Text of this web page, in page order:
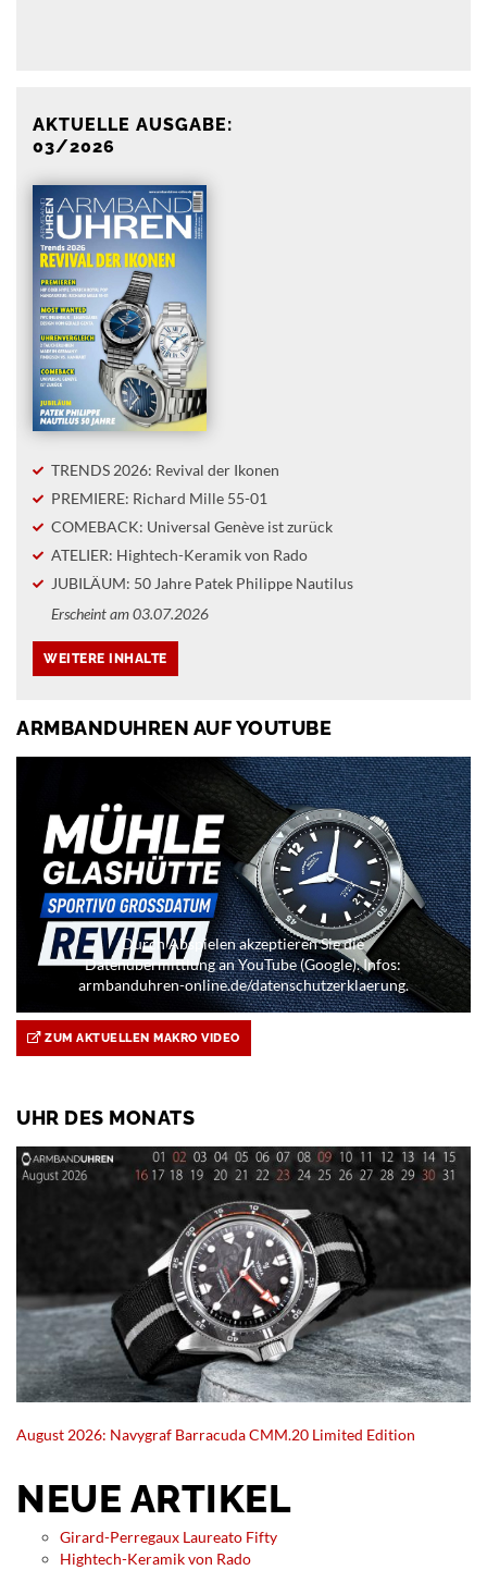
AKTUELLE AUSGABE:
03/2026
TRENDS 2026: Revival der Ikonen
PREMIERE: Richard Mille 55-01
COMEBACK: Universal Genève ist zurück
ATELIER: Hightech-Keramik von Rado
JUBILÄUM: 50 Jahre Patek Philippe Nautilus
Erscheint am 03.07.2026
ARMBANDUHREN AUF YOUTUBE
Durch Abspielen akzeptieren Sie die
Datenübermittlung an YouTube (Google). Infos:
armbanduhren-online.de/datenschutzerklaerung.
ZUM AKTUELLEN MAKRO VIDEO
UHR DES MONATS
August 2026: Navygraf Barracuda CMM.20 Limited Edition
NEUE ARTIKEL
Girard-Perregaux Laureato Fifty
Hightech-Keramik von Rado